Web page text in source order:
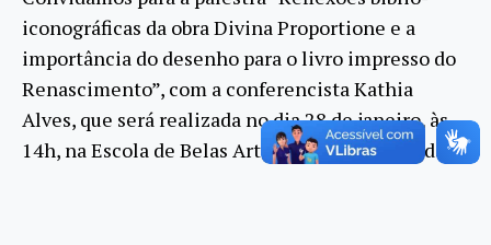
iconográficas da obra Divina Proportione e a
importância do desenho para o livro impresso do
Renascimento”, com a conferencista Kathia
Alves, que será realizada no dia 28 de janeiro, às
14h, na Escola de Belas Artes (auditório 6º andar).